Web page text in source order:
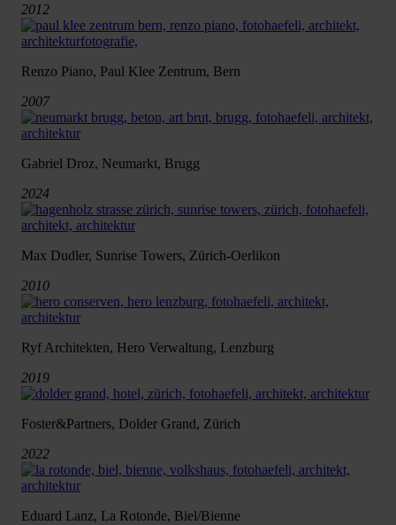
2012
Renzo Piano, Paul Klee Zentrum, Bern
2007
Gabriel Droz, Neumarkt, Brugg
2024
Max Dudler, Sunrise Towers, Zürich-Oerlikon
2010
Ryf Architekten, Hero Verwaltung, Lenzburg
2019
Foster&Partners, Dolder Grand, Zürich
2022
Eduard Lanz, La Rotonde, Biel/Bienne